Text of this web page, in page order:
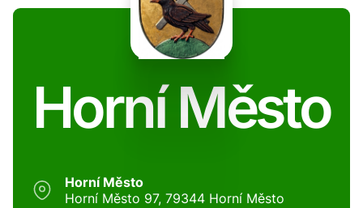
Horní Město
Horní Město
Horní Město 97, 79344 Horní Město